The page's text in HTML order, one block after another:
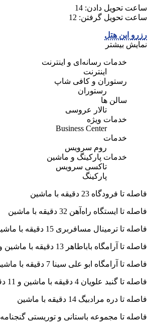
ساعت تحویل دادن: 14
ساعت تحویل گرفتن: 12
رزرو این هتل
نمایش بیشتر
خدمات رسانه‌ای و اینترنت
اینترنت
رستوران و کافی شاپ
رستوران
سالن ها
تالار عروسی
خدمات ویژه
Business Center
خدمات
روم سرویس
خدمات پارکینگ و ماشین
تاکسی سرویس
پارکینگ
فاصله تا فرودگاه 23 دقیقه با ماشین
فاصله تا ایستگاه راه‌آهن 32 دقیقه با ماشین
فاصله تا ترمینال مسافربری 15 دقیقه با ماشین
فاصله تا آرامگاه باباطاهر 13 دقیقه با ماشین و 3 دقیقه پیاده
فاصله تا آرامگاه ابو علی سینا 7 دقیقه با ماشین
فاصله تا گنبد علویان 4 دقیقه با ماشین و 11 دقیقه پیاده
فاصله تا دره مرادبیگ 14 دقیقه با ماشین
فاصله تا مجموعه باستانی و توریستی گنجنامه 18 دقیقه با ماشین